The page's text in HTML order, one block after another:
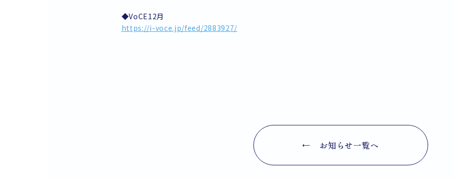
◆VoCE12月
https://i-voce.jp/feed/2883927/
← お知らせ一覧へ